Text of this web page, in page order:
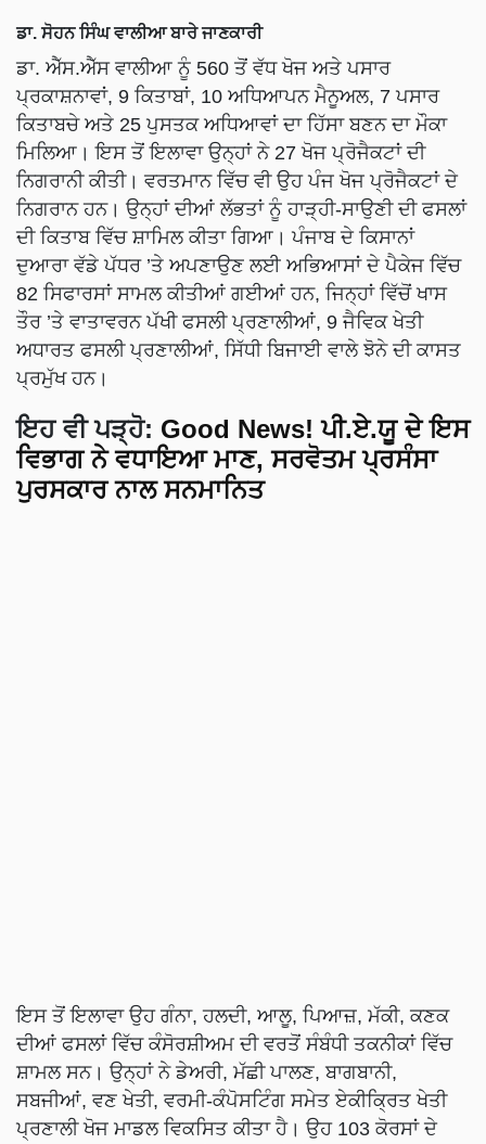
ਡਾ. ਸੋਹਨ ਸਿੰਘ ਵਾਲੀਆ ਬਾਰੇ ਜਾਣਕਾਰੀ
ਡਾ. ਐੱਸ.ਐੱਸ ਵਾਲੀਆ ਨੂੰ 560 ਤੋਂ ਵੱਧ ਖੋਜ ਅਤੇ ਪਸਾਰ
ਪ੍ਰਕਾਸ਼ਨਾਵਾਂ, 9 ਕਿਤਾਬਾਂ, 10 ਅਧਿਆਪਨ ਮੈਨੂਅਲ, 7 ਪਸਾਰ
ਕਿਤਾਬਚੇ ਅਤੇ 25 ਪੁਸਤਕ ਅਧਿਆਵਾਂ ਦਾ ਹਿੱਸਾ ਬਣਨ ਦਾ ਮੌਕਾ
ਮਿਲਿਆ। ਇਸ ਤੋਂ ਇਲਾਵਾ ਉਨ੍ਹਾਂ ਨੇ 27 ਖੋਜ ਪ੍ਰੋਜੈਕਟਾਂ ਦੀ
ਨਿਗਰਾਨੀ ਕੀਤੀ। ਵਰਤਮਾਨ ਵਿੱਚ ਵੀ ਉਹ ਪੰਜ ਖੋਜ ਪ੍ਰੋਜੈਕਟਾਂ ਦੇ
ਨਿਗਰਾਨ ਹਨ। ਉਨ੍ਹਾਂ ਦੀਆਂ ਲੱਭਤਾਂ ਨੂੰ ਹਾੜ੍ਹੀ-ਸਾਉਣੀ ਦੀ ਫਸਲਾਂ
ਦੀ ਕਿਤਾਬ ਵਿੱਚ ਸ਼ਾਮਿਲ ਕੀਤਾ ਗਿਆ। ਪੰਜਾਬ ਦੇ ਕਿਸਾਨਾਂ
ਦੁਆਰਾ ਵੱਡੇ ਪੱਧਰ ’ਤੇ ਅਪਣਾਉਣ ਲਈ ਅਭਿਆਸਾਂ ਦੇ ਪੈਕੇਜ ਵਿੱਚ
82 ਸਿਫਾਰਸਾਂ ਸਾਮਲ ਕੀਤੀਆਂ ਗਈਆਂ ਹਨ, ਜਿਨ੍ਹਾਂ ਵਿੱਚੋਂ ਖਾਸ
ਤੌਰ ’ਤੇ ਵਾਤਾਵਰਨ ਪੱਖੀ ਫਸਲੀ ਪ੍ਰਣਾਲੀਆਂ, 9 ਜੈਵਿਕ ਖੇਤੀ
ਅਧਾਰਤ ਫਸਲੀ ਪ੍ਰਣਾਲੀਆਂ, ਸਿੱਧੀ ਬਿਜਾਈ ਵਾਲੇ ਝੋਨੇ ਦੀ ਕਾਸਤ
ਪ੍ਰਮੁੱਖ ਹਨ।
ਇਹ ਵੀ ਪੜ੍ਹੋ: Good News! ਪੀ.ਏ.ਯੂ ਦੇ ਇਸ
ਵਿਭਾਗ ਨੇ ਵਧਾਇਆ ਮਾਣ, ਸਰਵੋਤਮ ਪ੍ਰਸੰਸਾ
ਪੁਰਸਕਾਰ ਨਾਲ ਸਨਮਾਨਿਤ
ਇਸ ਤੋਂ ਇਲਾਵਾ ਉਹ ਗੰਨਾ, ਹਲਦੀ, ਆਲੂ, ਪਿਆਜ਼, ਮੱਕੀ, ਕਣਕ
ਦੀਆਂ ਫਸਲਾਂ ਵਿੱਚ ਕੰਸੋਰਸ਼ੀਅਮ ਦੀ ਵਰਤੋਂ ਸੰਬੰਧੀ ਤਕਨੀਕਾਂ ਵਿੱਚ
ਸ਼ਾਮਲ ਸਨ। ਉਨ੍ਹਾਂ ਨੇ ਡੇਅਰੀ, ਮੱਛੀ ਪਾਲਣ, ਬਾਗਬਾਨੀ,
ਸਬਜੀਆਂ, ਵਣ ਖੇਤੀ, ਵਰਮੀ-ਕੰਪੋਸਟਿੰਗ ਸਮੇਤ ਏਕੀਕਿ੍ਰਤ ਖੇਤੀ
ਪ੍ਰਣਾਲੀ ਖੋਜ ਮਾਡਲ ਵਿਕਸਿਤ ਕੀਤਾ ਹੈ। ਉਹ 103 ਕੋਰਸਾਂ ਦੇ